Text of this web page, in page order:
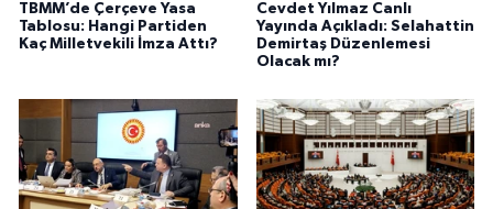
TBMM’de Çerçeve Yasa
Tablosu: Hangi Partiden
Kaç Milletvekili İmza Attı?
Cevdet Yılmaz Canlı
Yayında Açıkladı: Selahattin
Demirtaş Düzenlemesi
Olacak mı?